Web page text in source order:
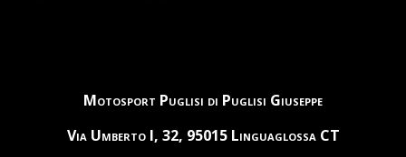
Motosport Puglisi di Puglisi Giuseppe
Via Umberto I, 32, 95015 Linguaglossa CT